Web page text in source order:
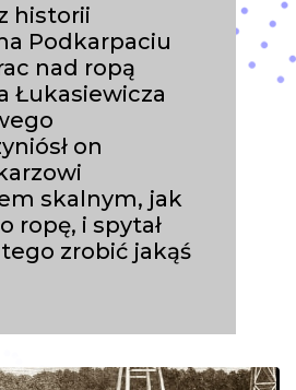
historii
Podkarpaciu
nad ropą
Łukasiewicza
on
skalnym, jak
ropę, i spytał
tego zrobić jakąś